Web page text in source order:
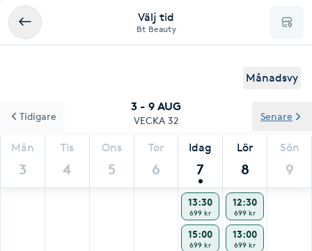
Välj tid
Bt Beauty
Månadsvy
3 - 9 AUG
VECKA 32
Mån
3
Tis
4
Ons
5
Tor
6
Idag
7
Lör
8
Sön
9
Tidigare Senare
13:30
699 kr
15:00
699 kr
12:30
699 kr
13:00
699 kr